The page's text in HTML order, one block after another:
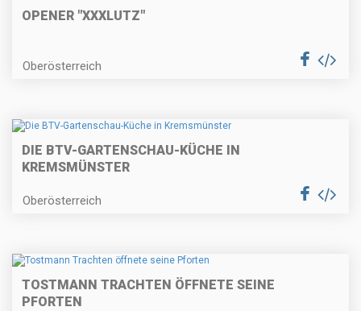
OPENER "XXXLUTZ"
Oberösterreich
DIE BTV-GARTENSCHAU-KÜCHE IN
KREMSMÜNSTER
Oberösterreich
TOSTMANN TRACHTEN ÖFFNETE SEINE
PFORTEN